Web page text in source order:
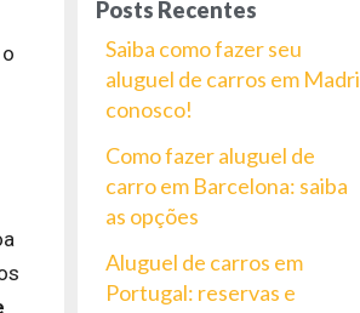
Posts Recentes
Saiba como fazer seu
aluguel de carros em Madri
conosco!
Como fazer aluguel de
carro em Barcelona: saiba
as opções
Aluguel de carros em
Portugal: reservas e